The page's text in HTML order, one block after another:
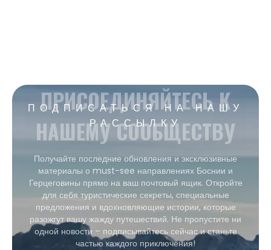
ПОДПИСАТЬСЯ НА НАШУ
РАССЫЛКУ
ПРИСОЕДИНЯЙТЕСЬ К
НАШЕМУ СООБЩЕСТВУ
Получайте последние обновления и эксклюзивные
материалы о must-see направлениях Боснии и
Герцеговины прямо на ваш почтовый ящик. Откройте
для себя туристические секреты, специальные
предложения и вдохновляющие истории, которые
разожгут вашу жажду путешествий. Не пропустите ни
одной новости – подписывайтесь сейчас и станьте
частью каждого приключения!